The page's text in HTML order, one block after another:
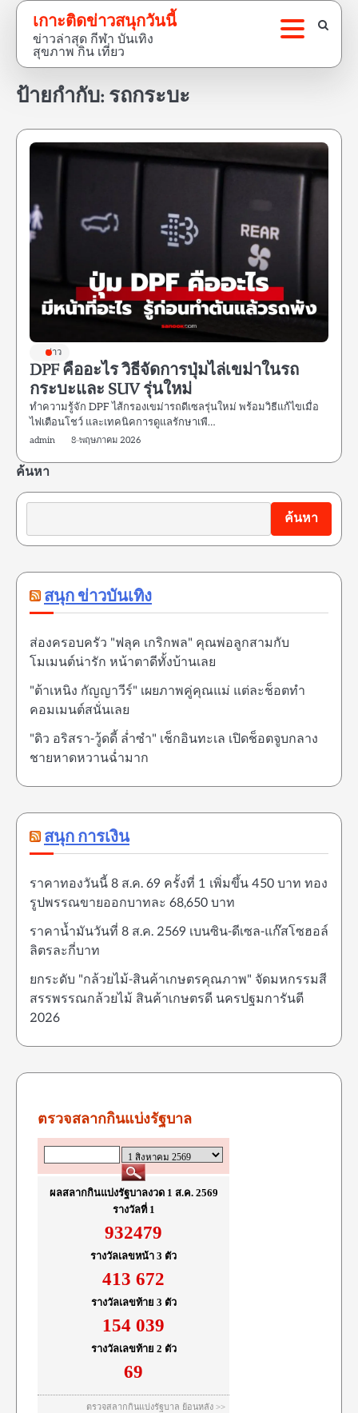
Skip
content
เกาะติดข่าวสนุกวันนี้
ข่าวล่าสุด กีฬา บันเทิง
สุขภาพ กิน เที่ยว
ป้ายกำกับ: รถกระบะ
ข่าว
DPF คืออะไร วิธีจัดการปุ่มไล่เขม่าในรถ
กระบะและ SUV รุ่นใหม่
ทำความรู้จัก DPF ไส้กรองเขม่ารถดีเซลรุ่นใหม่ พร้อมวิธีแก้ไขเมื่อ
ไฟเตือนโชว์ และเทคนิคการดูแลรักษาเพื…
admin 8 พฤษภาคม 2026
ค้นหา
ค้นหา
สนุก ข่าวบันเทิง
ส่องครอบครัว "ฟลุค เกริกพล" คุณพ่อลูกสามกับ
โมเมนต์น่ารัก หน้าตาดีทั้งบ้านเลย
"ต้าเหนิง กัญญาวีร์" เผยภาพคู่คุณแม่ แต่ละช็อตทำ
คอมเมนต์สนั่นเลย
"ดิว อริสรา-วู้ดดี้ ล่ำซำ" เช็กอินทะเล เปิดช็อตจูบกลาง
ชายหาดหวานฉ่ำมาก
สนุก การเงิน
ราคาทองวันนี้ 8 ส.ค. 69 ครั้งที่ 1 เพิ่มขึ้น 450 บาท ทอง
รูปพรรณขายออกบาทละ 68,650 บาท
ราคาน้ำมันวันที่ 8 ส.ค. 2569 เบนซิน-ดีเซล-แก๊สโซฮอล์
ลิตรละกี่บาท
ยกระดับ "กล้วยไม้-สินค้าเกษตรคุณภาพ" จัดมหกรรมสี
สรรพรรณกล้วยไม้ สินค้าเกษตรดี นครปฐมการันตี
2026